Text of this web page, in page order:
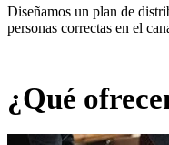
Diseñamos un plan de
personas correctas en el
¿Qué